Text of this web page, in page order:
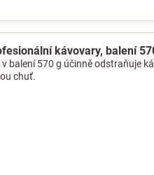
kávovary, balení
balení 570 g účinně odstraňuje
chuť.